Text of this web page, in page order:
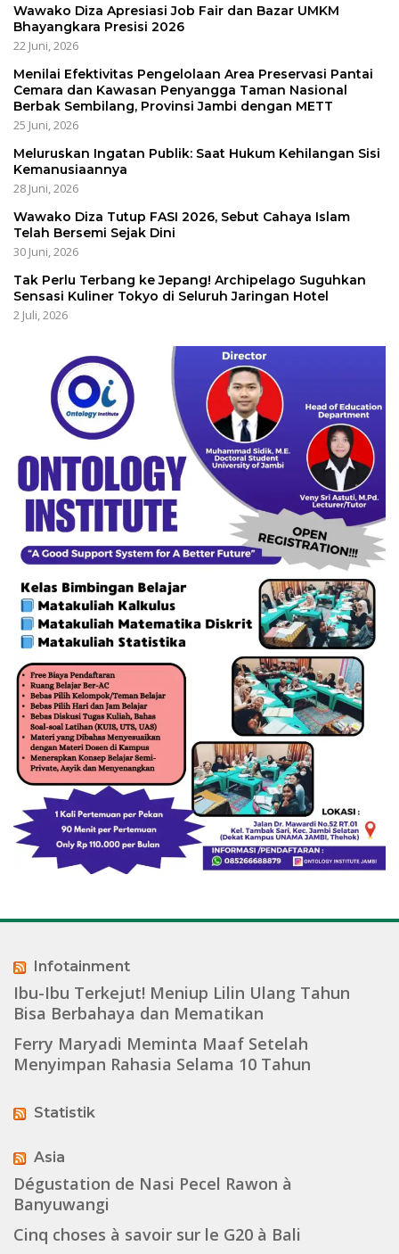
Wawako Diza Apresiasi Job Fair dan Bazar UMKM
Bhayangkara Presisi 2026
22 Juni, 2026
Menilai Efektivitas Pengelolaan Area Preservasi Pantai
Cemara dan Kawasan Penyangga Taman Nasional
Berbak Sembilang, Provinsi Jambi dengan METT
25 Juni, 2026
Meluruskan Ingatan Publik: Saat Hukum Kehilangan Sisi
Kemanusiaannya
28 Juni, 2026
Wawako Diza Tutup FASI 2026, Sebut Cahaya Islam
Telah Bersemi Sejak Dini
30 Juni, 2026
Tak Perlu Terbang ke Jepang! Archipelago Suguhkan
Sensasi Kuliner Tokyo di Seluruh Jaringan Hotel
2 Juli, 2026
Infotainment
Ibu-Ibu Terkejut! Meniup Lilin Ulang Tahun
Bisa Berbahaya dan Mematikan
Ferry Maryadi Meminta Maaf Setelah
Menyimpan Rahasia Selama 10 Tahun
Statistik
Asia
Dégustation de Nasi Pecel Rawon à
Banyuwangi
Cinq choses à savoir sur le G20 à Bali